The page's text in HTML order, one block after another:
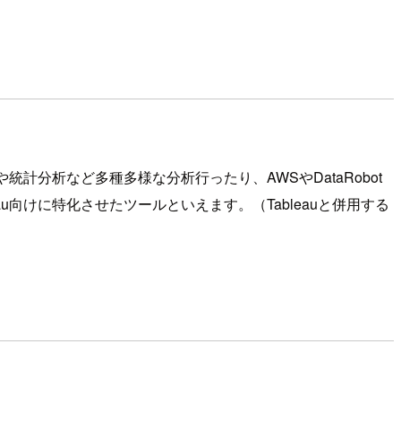
計分析など多種多様な分析行ったり、AWSやDataRobot
けに特化させたツールといえます。（Tableauと併用する